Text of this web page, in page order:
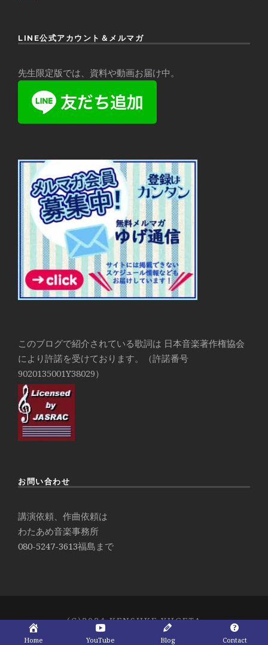
LINE公式アカウント＆メルマガ
先生限定版では、資料や動画お届け中。
このブログで紹介されている歌詞は 日本音楽著作権協会
により許諾を受けております。（許諾番号
9020135001Y38029）
お問い合わせ
講演依頼、作曲依頼は
わたあめ音楽事務所
080-5247-3613福島まで
(C)2024 KENSUKE YUGETA
Home YouTube Blog Contact